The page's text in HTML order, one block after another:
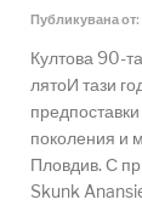
Публикувана от:
Култова 90-
лятоИ тази
поколения и
Пловдив. С
Skunk